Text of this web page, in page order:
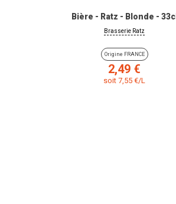
Bière - Ratz - Blonde - 33cl
Brasserie Ratz
Origine FRANCE
Prix
2,49 €
soit 7,55 €/L